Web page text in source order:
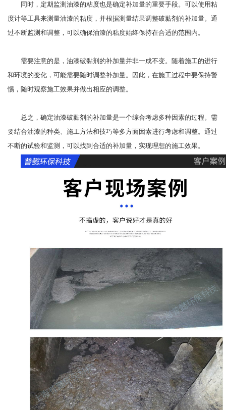
同时，定期监测油漆的粘度也是确定补加量的重要手段。可以使用粘
度计等工具来测量油漆的粘度，并根据测量结果调整破黏剂的补加量。通
过不断监测和调整，可以确保油漆的粘度始终保持在合适的范围内。
需要注意的是，油漆破黏剂的补加量并非一成不变。随着施工的进行
和环境的变化，可能需要随时调整补加量。因此，在施工过程中要保持警
惕，随时观察施工效果并做出相应的调整。
总之，确定油漆破黏剂的补加量是一个综合考虑多种因素的过程。需
要结合油漆的种类、施工方法和技巧等多方面因素进行考虑和调整。通过
不断的试验和监测，可以找到合适的补加量，实现理想的施工效果。